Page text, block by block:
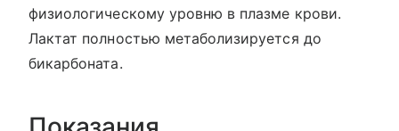
физиологическому уровню в плазме крови.
Лактат полностью метаболизируется до
бикарбоната.